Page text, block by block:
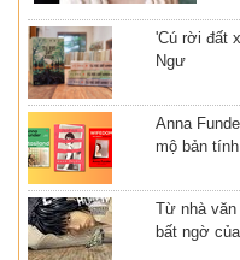
'Cú rời đất
Ngư
Anna
mộ bản
Từ nhà văn
bất ngờ